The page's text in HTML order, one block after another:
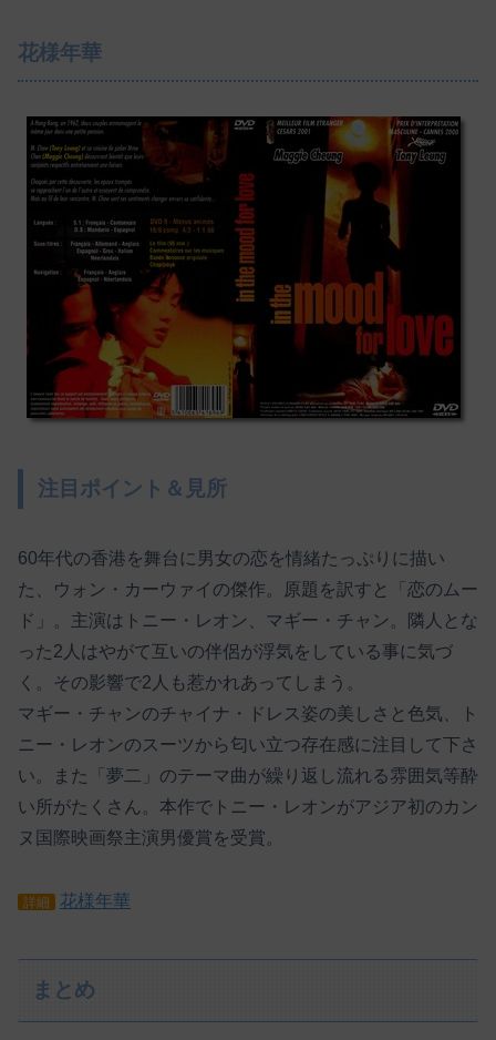
花様年華
注目ポイント＆見所
60年代の香港を舞台に男女の恋を情緒たっぷりに描い
た、ウォン・カーウァイの傑作。原題を訳すと「恋のムー
ド」。主演はトニー・レオン、マギー・チャン。隣人とな
った2人はやがて互いの伴侶が浮気をしている事に気づ
く。その影響で2人も惹かれあってしまう。
マギー・チャンのチャイナ・ドレス姿の美しさと色気、ト
ニー・レオンのスーツから匂い立つ存在感に注目して下さ
い。また「夢二」のテーマ曲が繰り返し流れる雰囲気等酔
い所がたくさん。本作でトニー・レオンがアジア初のカン
ヌ国際映画祭主演男優賞を受賞。
詳細 花様年華
まとめ